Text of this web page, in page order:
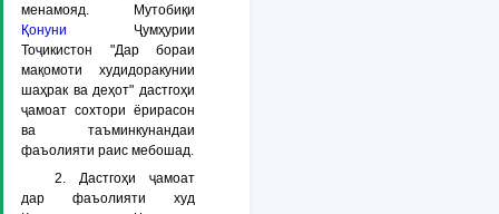
менамояд. Мутобиқи
Қонуни Ҷумҳурии
Тоҷикистон "Дар бораи
мақомоти худидоракунии
шаҳрак ва деҳот" дастгоҳи
ҷамоат сохтори ёрирасон
ва таъминкунандаи
фаъолияти раис мебошад.
2. Дастгоҳи ҷамоат
дар фаъолияти худ